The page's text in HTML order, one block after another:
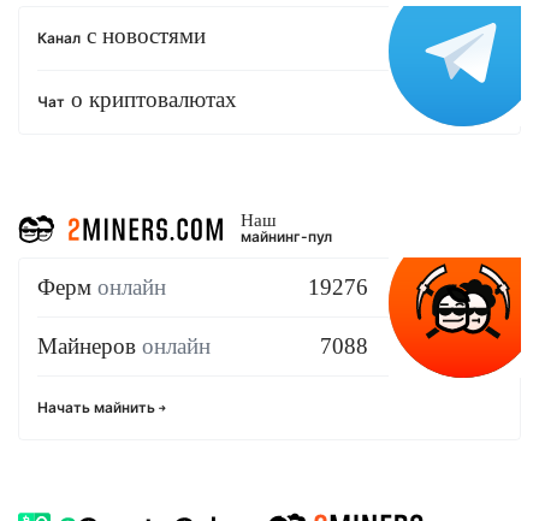
Канал с новостями
Чат о криптовалютах
Наш
майнинг-пул
Ферм онлайн 19276
Майнеров онлайн 7088
Начать майнить